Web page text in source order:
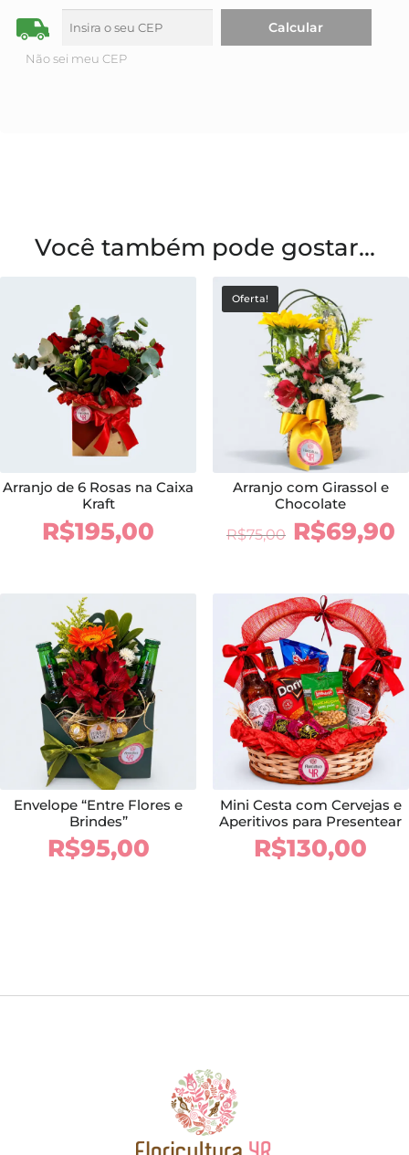
Não sei meu CEP
Você também pode gostar...
Arranjo de 6 Rosas na Caixa
Kraft
R$195,00
Oferta!
Arranjo com Girassol e
Chocolate
R$75,00 O
era:
R$75,00.
R$69,90
Envelope “Entre Flores e
Brindes”
R$95,00
Mini Cesta com Cervejas e
Aperitivos para Presentear
R$130,00